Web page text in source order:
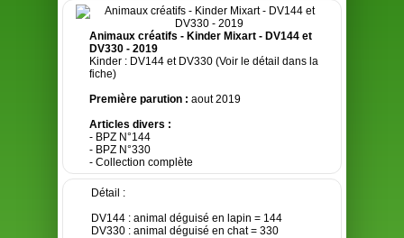
Animaux créatifs - Kinder Mixart - DV144 et
DV330 - 2019
Kinder : DV144 et DV330 (Voir le détail dans la
fiche)
Première parution : aout 2019
Articles divers :
- BPZ N°144
- BPZ N°330
- Collection complète
Détail :
DV144 : animal déguisé en lapin = 144
DV330 : animal déguisé en chat = 330